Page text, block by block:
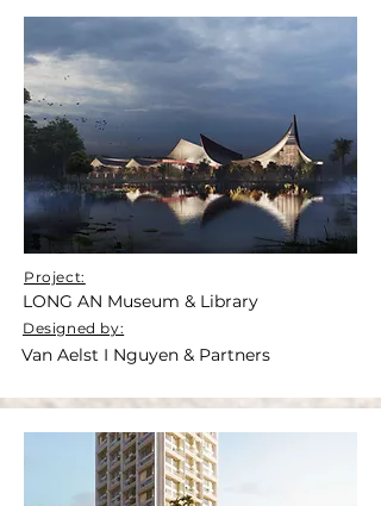
Project:
LONG AN Museum & Library
Designed by:
Van Aelst I Nguyen & Partners